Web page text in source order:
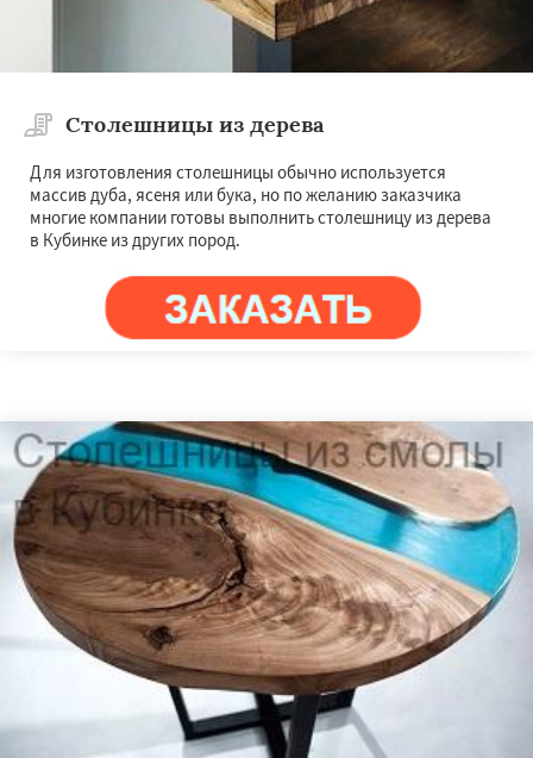
Столешницы из дерева
Для изготовления столешницы обычно используется
массив дуба, ясеня или бука, но по желанию заказчика
многие компании готовы выполнить столешницу из дерева
в Кубинке из других пород.